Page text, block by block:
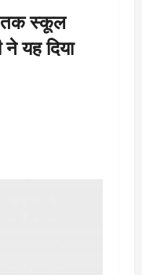
तक स्कूल
यह दिया